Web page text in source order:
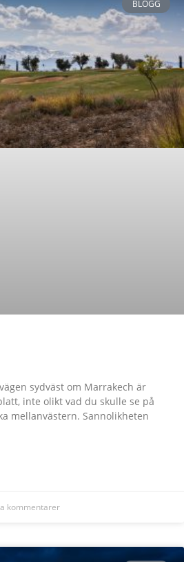
BLOGG
sydväst om Marrakech är
inte olikt vad du skulle se på
mellanvästern. Sannolikheten
kommentarer